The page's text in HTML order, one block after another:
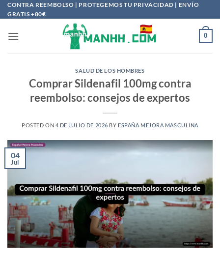
Saltar
al
CONTRA REEMBOLSO | PROTEGEMOS TU PRIVACIDAD | ENVÍO
GRATIS +80€
0
SALUD DE LOS HOMBRES
Comprar Sildenafil 100mg contra
reembolso: consejos de expertos
POSTED ON 4 DE JULIO DE 2026 BY ESPAÑA MEJORA MASCULINA
04
Jul